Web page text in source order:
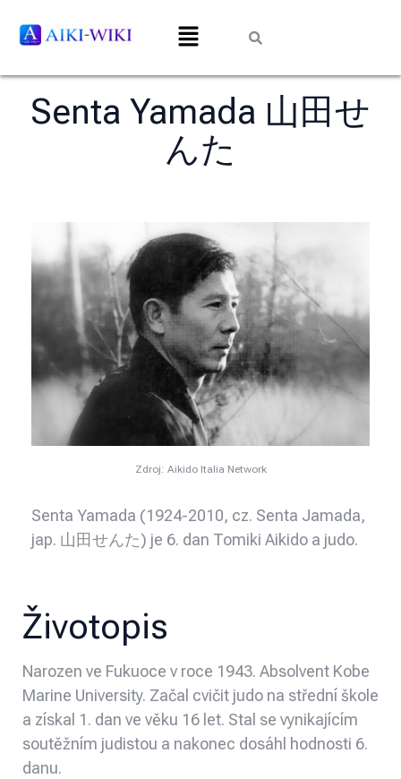
Senta Yamada 山田せ
んた
Zdroj: Aikido Italia Network
Senta Yamada (1924-2010, cz. Senta Jamada,
jap. 山田せんた) je 6. dan Tomiki Aikido a judo.
Životopis
Narozen ve Fukuoce v roce 1943. Absolvent Kobe
Marine University. Začal cvičit judo na střední škole
a získal 1. dan ve věku 16 let. Stal se vynikajícím
soutěžním judistou a nakonec dosáhl hodnosti 6.
danu.